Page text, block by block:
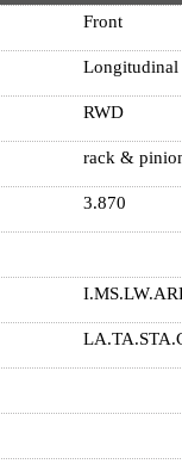
Front
Longitudinal
RWD
rack &
3.870